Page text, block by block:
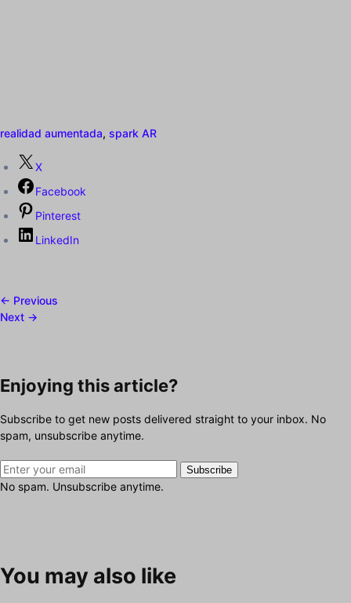
realidad aumentada, spark AR
X
Facebook
Pinterest
LinkedIn
← Previous
Next →
Enjoying this article?
Subscribe to get new posts delivered straight to your inbox. No
spam, unsubscribe anytime.
Subscribe
No spam. Unsubscribe anytime.
You may also like